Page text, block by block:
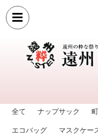
全て ナップサック
エコバッグ マスクケー